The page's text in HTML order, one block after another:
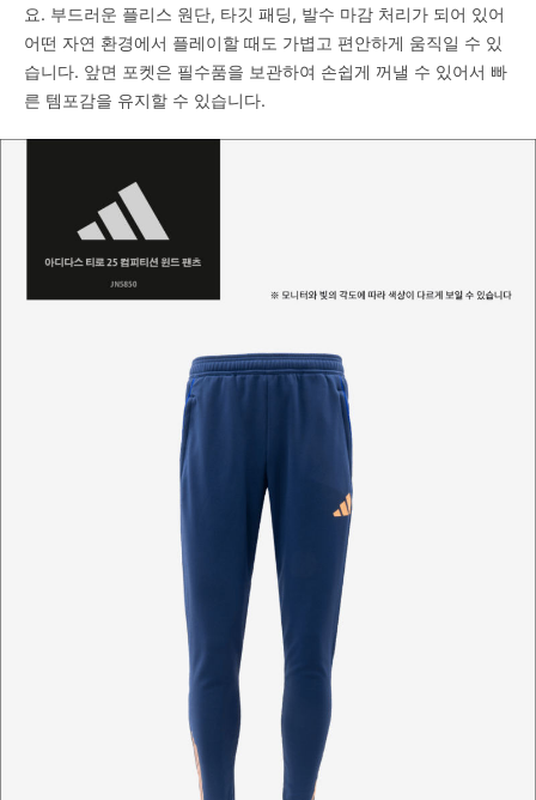
요. 부드러운 플리스 원단, 타깃 패딩, 발수 마감 처리가 되어 있어
어떤 자연 환경에서 플레이할 때도 가볍고 편안하게 움직일 수 있
습니다. 앞면 포켓은 필수품을 보관하여 손쉽게 꺼낼 수 있어서 빠
른 템포감을 유지할 수 있습니다.